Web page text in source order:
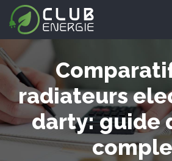
radiateurs
darty: guide